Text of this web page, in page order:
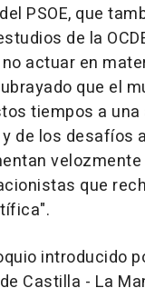
PSOE, que
de la
actuar en
que el
tiempos a
de los desafíos
que
introducido
Castilla - La